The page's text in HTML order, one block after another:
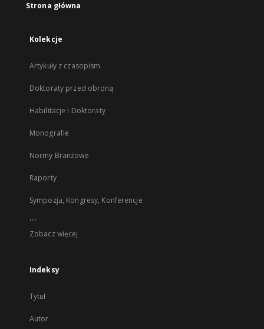
Strona główna
Kolekcje
Artykuły z czasopism
Doktoraty przed obroną
Habilitacje i Doktoraty
Monografie
Normy Branżowe
Raporty
Sympozja, Kongresy, Konferencje
...
Zobacz więcej
Indeksy
Tytuł
Autor